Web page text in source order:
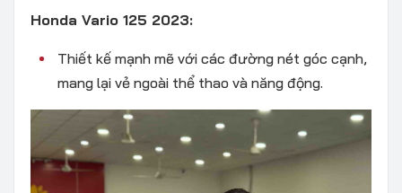
Honda Vario 125 2023:
Thiết kế mạnh mẽ với các đường nét góc cạnh,
mang lại vẻ ngoài thể thao và năng động.